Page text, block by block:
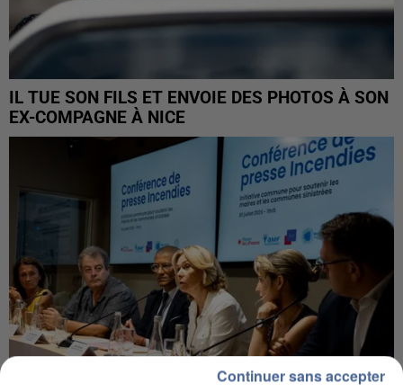
IL TUE SON FILS ET ENVOIE DES PHOTOS À SON
EX-COMPAGNE À NICE
Continuer sans accepter